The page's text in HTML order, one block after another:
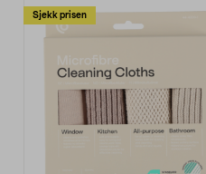
Sjekk prisen